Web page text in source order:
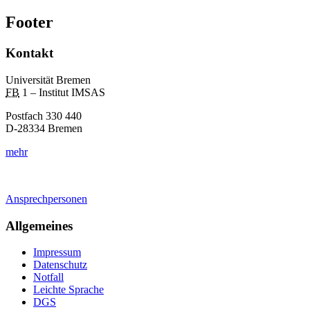
Footer
Kontakt
Universität Bremen
FB 1 – Institut IMSAS
Postfach 330 440
D-28334 Bremen
mehr
Ansprechpersonen
Allgemeines
Impressum
Datenschutz
Notfall
Leichte Sprache
DGS